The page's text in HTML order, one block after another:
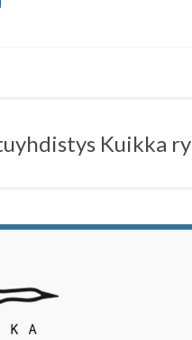
Kuikka ry